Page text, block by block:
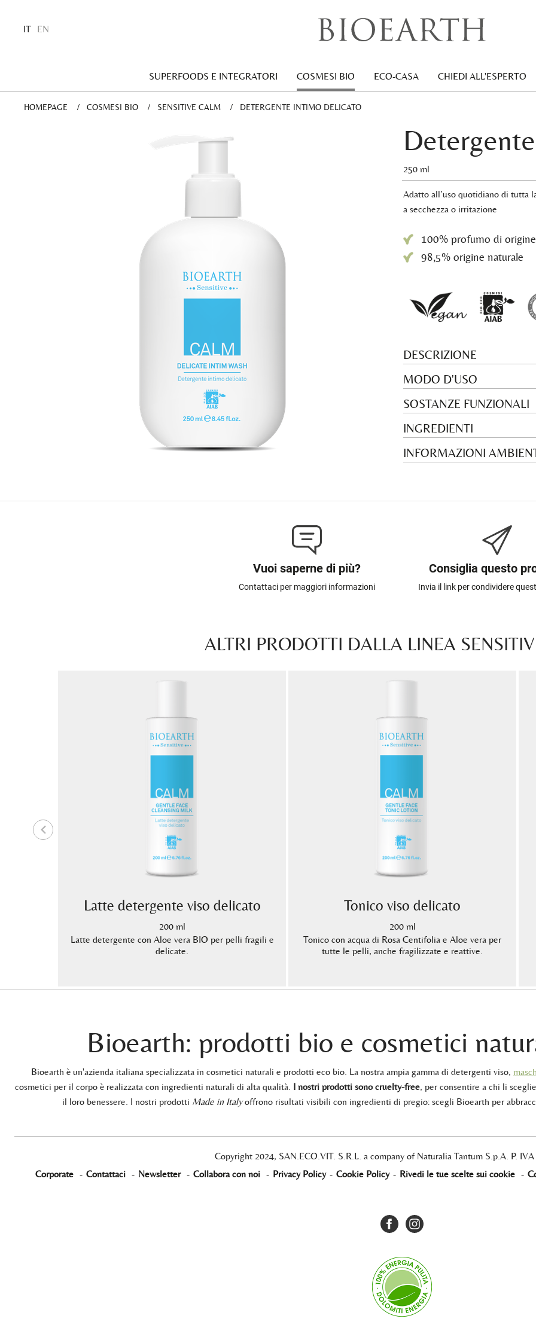
IT EN
SUPERFOODS E INTEGRATORI COSMESI BIO ECO-CASA CHIEDI ALL'ESPERTO
HOMEPAGE COSMESI BIO SENSITIVE CALM CURRENT:
DETERGENTE INTIMO DELICATO
250 ml
Adatto all’uso quotidiano di tutta
a secchezza o irritazione
100% profumo di
98,5% origine naturale
DESCRIZIONE
MODO D'USO
SOSTANZE FUNZIONALI
INGREDIENTI
INFORMAZIONI
Vuoi saperne di più?
Contattaci per maggiori informazioni
Consiglia questo
Invia il link per condividere
ALTRI PRODOTTI DALLA LINEA
Latte detergente viso delicato
200 ml
Latte detergente con Aloe vera BIO per pelli fragili e
delicate.
Tonico viso delicato
200 ml
Tonico con acqua di Rosa Centifolia e Aloe vera per
tutte le pelli, anche fragilizzate e reattive.
Bioearth: prodotti bio e cosmetici
Bioearth è un'azienda italiana specializzata in cosmetici naturali e prodotti eco bio. La nostra ampia gamma di detergenti viso,
cosmetici per il corpo è realizzata con ingredienti naturali di alta qualità. I nostri prodotti sono cruelty-free, per consentire a chi li
il loro benessere. I nostri prodotti Made in Italyoffrono risultati visibili con ingredienti di pregio: scegli Bioearth per
Copyright 2024, SAN.ECO.VIT. S.R.L. a company of Naturalia Tantum S.p.A. P.
Corporate - Contattaci - Newsletter - Collabora con noi - Privacy Policy - Cookie Policy - Rivedi le tue scelte sui cookie -